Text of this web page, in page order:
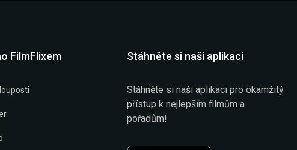
FilmFlixem Stáhněte si naši aplikaci
Stáhněte si naši aplikaci pro okamžitý
přístup k nejlepším filmům a
pořadům!